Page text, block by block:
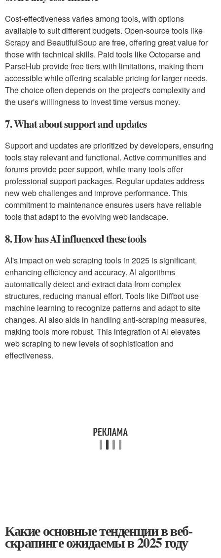
Cost-effectiveness varies among tools, with options
available to suit different budgets. Open-source tools like
Scrapy and BeautifulSoup are free, offering great value for
those with technical skills. Paid tools like Octoparse and
ParseHub provide free tiers with limitations, making them
accessible while offering scalable pricing for larger needs.
The choice often depends on the project's complexity and
the user's willingness to invest time versus money.
7. What about support and updates
Support and updates are prioritized by developers, ensuring
tools stay relevant and functional. Active communities and
forums provide peer support, while many tools offer
professional support packages. Regular updates address
new web challenges and improve performance. This
commitment to maintenance ensures users have reliable
tools that adapt to the evolving web landscape.
8. How has AI influenced these tools
AI's impact on web scraping tools in 2025 is significant,
enhancing efficiency and accuracy. AI algorithms
automatically detect and extract data from complex
structures, reducing manual effort. Tools like Diffbot use
machine learning to recognize patterns and adapt to site
changes. AI also aids in handling anti-scraping measures,
making tools more robust. This integration of AI elevates
web scraping to new levels of sophistication and
effectiveness.
Какие основные тенденции в веб-
скрапинге ожидаемы в 2025 году